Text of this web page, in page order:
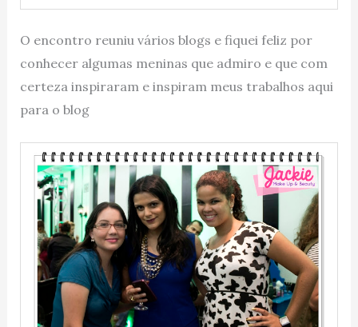
O encontro reuniu vários blogs e fiquei feliz por
conhecer algumas meninas que admiro e que com
certeza inspiraram e inspiram meus trabalhos aqui
para o blog